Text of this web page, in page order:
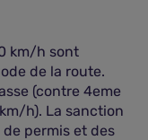
km/h sont
de la route.
(contre 4eme
h). La sanction
permis et des